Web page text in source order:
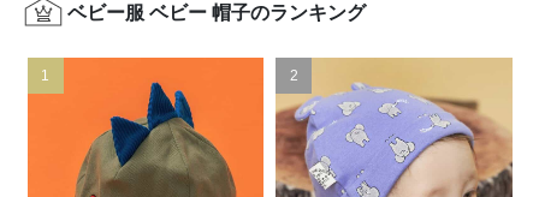
ベビー服 ベビー 帽子のランキング
1 2